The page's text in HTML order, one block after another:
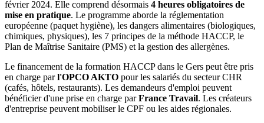
février 2024. Elle comprend désormais 4 heures obligatoires de
mise en pratique. Le programme aborde la réglementation
européenne (paquet hygiène), les dangers alimentaires (biologiques,
chimiques, physiques), les 7 principes de la méthode HACCP, le
Plan de Maîtrise Sanitaire (PMS) et la gestion des allergènes.
Le financement de la formation HACCP dans le Gers peut être pris
en charge parl'OPCO AKTO pour les salariés du secteur CHR
(cafés, hôtels, restaurants). Les demandeurs d'emploi peuvent
bénéficier d'une prise en charge parFrance Travail. Les créateurs
d'entreprise peuvent mobiliser le CPF ou les aides régionales.